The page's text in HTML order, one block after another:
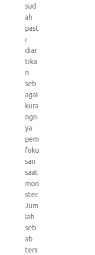
sud
ah
past
i
diar
tika
n
seb
agai
kura
ngn
ya
pem
foku
san
saat
mon
ster.
Jum
lah
seb
ab
ters